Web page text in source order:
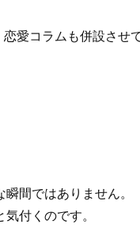
愛コラムも併設させ
間ではありません。
付くのです。